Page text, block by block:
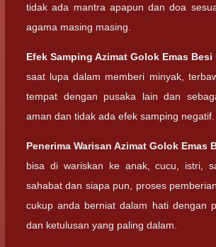
tidak ada mantra apapun dan doa
agama masing masing.
Efek Samping Azimat Golok Emas Besi
saat lupa dalam memberi minyak,
tempat dengan pusaka lain dan
aman dan tidak ada efek samping negatif.
Penerima Warisan Azimat Golok Emas
bisa di wariskan ke anak, cucu, istri,
sahabat dan siapa pun, proses
cukup anda berniat dalam hati dengan
dan ketulusan yang paling dalam.